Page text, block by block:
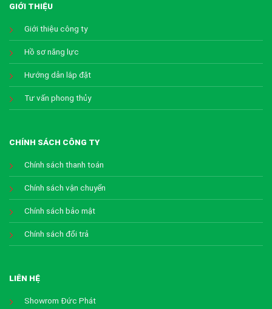
GIỚI THIỆU
Giới thiệu công ty
Hồ sơ năng lực
Hướng dẫn lắp đặt
Tư vấn phong thủy
CHÍNH SÁCH CÔNG TY
Chính sách thanh toán
Chính sách vận chuyển
Chính sách bảo mật
Chính sách đổi trả
LIÊN HỆ
Showrom Đức Phát